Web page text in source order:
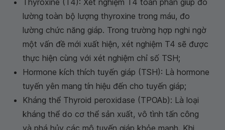
lường toàn bộ lượng thyroxine trong máu, đo
lường chức năng giáp. Trong trường hợp nghi ngờ
một vấn đề mới xuất hiện, xét nghiệm T4 sẽ được
thực hiện cùng với xét nghiệm chỉ số TSH;
Hormone kích thích tuyến giáp (TSH): Là hormone
tuyến yên mang tín hiệu đến cho tuyến giáp;
Kháng thể Thyroid peroxidase (TPOAb): Là loại
kháng thể do cơ thể sản xuất, vô tình tấn công
và phá hủy các mô tuyến giáp khỏe mạnh. Khi